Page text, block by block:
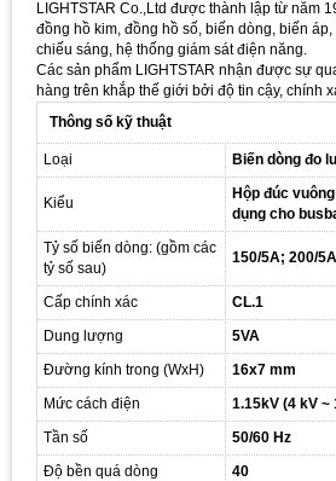
LIGHTSTAR Co.,Ltd được thành lập từ năm
đồng hồ kim, đồng hồ số, biến dòng, biến
chiếu sáng, hệ thống giám sát điện năng.
Các sản phẩm LIGHTSTAR nhận được sự
hàng trên khắp thế giới bởi độ tin cậy, chính
Thông số kỹ thuật
Loại Biến dòng đo
Kiểu
Hộp đúc
dụng cho
Tỷ số biến dòng: (gồm các
tỷ số sau)
150/5A; 200/5A
Cấp chính xác
CL.1
Dung lượng
5VA
Đường kính trong (WxH)
16x7 mm
Mức cách điện
1.15kV (4 kV ~
Tần số
50/60 Hz
Độ bền quá dòng
40